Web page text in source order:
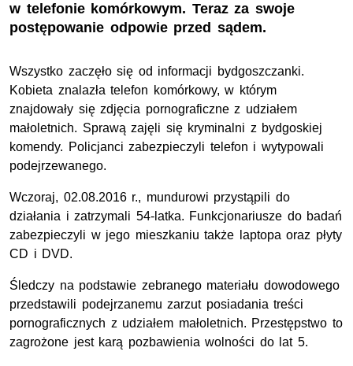
w telefonie komórkowym. Teraz za swoje
postępowanie odpowie przed sądem.
Wszystko zaczęło się od informacji bydgoszczanki.
Kobieta znalazła telefon komórkowy, w którym
znajdowały się zdjęcia pornograficzne z udziałem
małoletnich. Sprawą zajęli się kryminalni z bydgoskiej
komendy. Policjanci zabezpieczyli telefon i wytypowali
podejrzewanego.
Wczoraj, 02.08.2016 r., mundurowi przystąpili do
działania i zatrzymali 54-latka. Funkcjonariusze do badań
zabezpieczyli w jego mieszkaniu także laptopa oraz płyty
CD i DVD.
Śledczy na podstawie zebranego materiału dowodowego
przedstawili podejrzanemu zarzut posiadania treści
pornograficznych z udziałem małoletnich. Przestępstwo to
zagrożone jest karą pozbawienia wolności do lat 5.